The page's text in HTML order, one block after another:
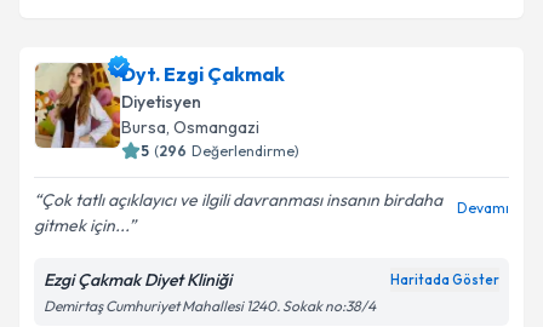
Dyt. Ezgi Çakmak
Diyetisyen
Bursa, Osmangazi
5 (296 Değerlendirme)
Çok tatlı açıklayıcı ve ilgili davranması insanın birdaha
gitmek için...
Devamı
Ezgi Çakmak Diyet Kliniği Haritada Göster
Demirtaş Cumhuriyet Mahallesi 1240. Sokak no:38/4